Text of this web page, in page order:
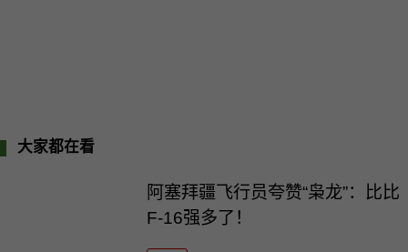
大家都在看
阿塞拜疆飞行员夸赞“枭龙”：比比
F-16强多了！